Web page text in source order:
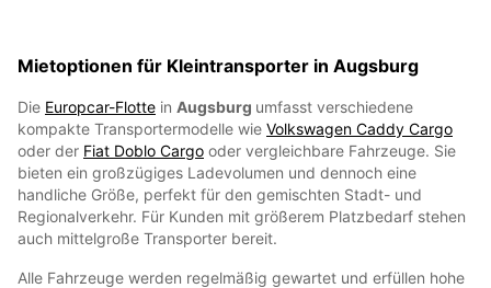
Mietoptionen für Kleintransporter in Augsburg
Die Europcar-Flotte in Augsburg umfasst verschiedene
kompakte Transportermodelle wie Volkswagen Caddy Cargo
oder der Fiat Doblo Cargo oder vergleichbare Fahrzeuge. Sie
bieten ein großzügiges Ladevolumen und dennoch eine
handliche Größe, perfekt für den gemischten Stadt- und
Regionalverkehr. Für Kunden mit größerem Platzbedarf stehen
auch mittelgroße Transporter bereit.
Alle Fahrzeuge werden regelmäßig gewartet und erfüllen hohe